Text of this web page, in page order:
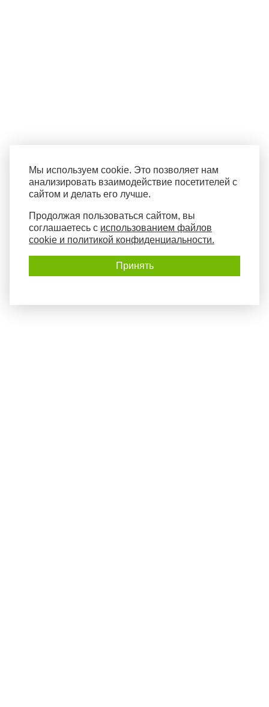
Мы используем cookie. Это позволяет нам
анализировать взаимодействие посетителей с
сайтом и делать его лучше.
Продолжая пользоваться сайтом, вы
соглашаетесь с использованием файлов
cookie и политикой конфиденциальности.
Принять